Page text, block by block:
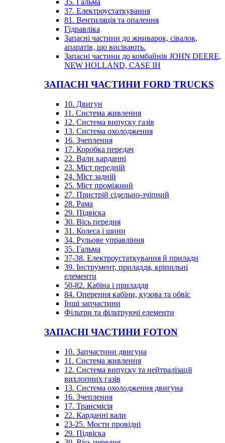
37. Електроустаткування
81. Вентиляція та опалення
Гідравліка
Запасні частини до жниварок, сівалок,
апаратів, що висівають.
Запасні частини до комбайнів JOHN DEERE,
NEW HOLLAND, CASE IH
ЗАПАСНІ ЧАСТИНИ FORD TRUCKS
10. Двигун
11. Система живлення
12. Система випуску газів
13. Система охолодження
16. Зчеплення
17. Коробка передач
22. Вали карданні
23. Міст передній
24. Міст задній
25. Міст проміжний
27. Пристрій сідельно-зчіпний
28. Рама
29. Підвіска
30. Вісь передня
31. Колеса і шини
34. Рульове управління
35. Гальма
37-38. Електроустаткування й прилади
39. Інструмент, приладдя, кріпильні
елементи
50-82. Кабіна і приладдя
84. Оперення кабіни, кузова та обвіс
Інші запчастини
Фільтри та фільтруючі елементи
ЗАПАСНІ ЧАСТИНИ FOTON
10. Запчастини двигуна
11. Система живлення
12. Система випуску та нейтралізації
вихлопних газів
13. Система охолодження двигуна
16. Зчеплення
17. Трансмісія
22. Карданні вали
23-25. Мости провідні
29. Підвіска